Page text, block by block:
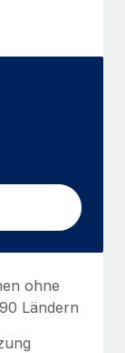
ohne
Ländern